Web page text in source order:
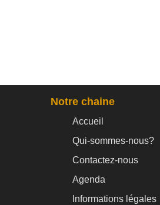
Notre chaine
Accueil
Qui-sommes-nous?
Contactez-nous
Agenda
Informations légales